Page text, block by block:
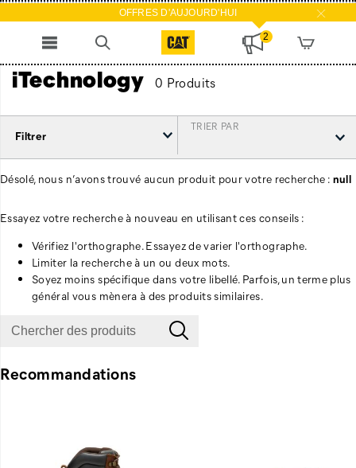
OFFRES D'AUJOURD'HUI
2
iTechnology 0 Produits
Filtrer
TRIER PAR
Désolé, nous n’avons trouvé aucun produit pour votre recherche : null
Essayez votre recherche à nouveau en utilisant ces conseils :
Vérifiez l'orthographe. Essayez de varier l'orthographe.
Limiter la recherche à un ou deux mots.
Soyez moins spécifique dans votre libellé. Parfois, un terme plus
général vous mènera à des produits similaires.
Recommandations